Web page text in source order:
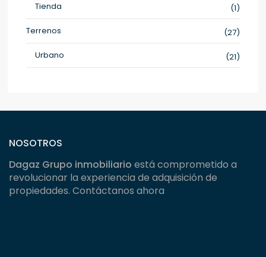
Tienda
(1)
Terrenos
(27)
Urbano
(21)
NOSOTROS
Dagaz Grupo inmobiliario está comprometido a
revolucionar la experiencia de adquisición de
propiedades. Contáctanos ahora